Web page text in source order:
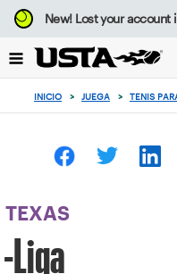
Enfoque
desde
botón
volver
principio
New!Lost your account
INICIO > JUEGA > TENIS
TEXAS
-Liga